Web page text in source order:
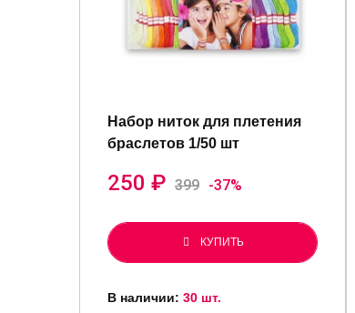
Набор ниток для плетения
браслетов 1/50 шт
250 ₽ 399 -37%
КУПИТЬ
В наличии: 30 шт.